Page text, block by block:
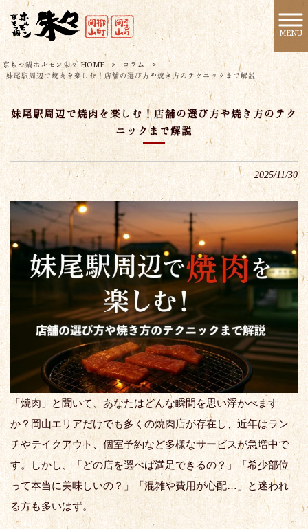
MENU
京もつ鍋ホルモン朱々 HOME > コラム
>
妹尾駅周辺で焼肉を楽しむ！店舗の選び方や焼き方のテクニックまで解説
妹尾駅周辺で焼肉を楽しむ！店舗の選び方や焼き方のテク
ニックまで解説
2025/11/30
「焼肉」と聞いて、あなたはどんな瞬間を思い浮かべます
か？岡山エリアだけでも多くの焼肉店が存在し、近年はラン
チやテイクアウト、個室予約など多様なサービスが急増中で
す。しかし、「どの店を選べば満足できるの？」「希少部位
って本当に美味しいの？」「混雑や費用が心配…」と迷われ
る方も多いはず。